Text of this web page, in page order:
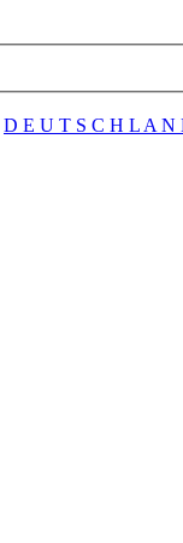
D E U T S C H L A N